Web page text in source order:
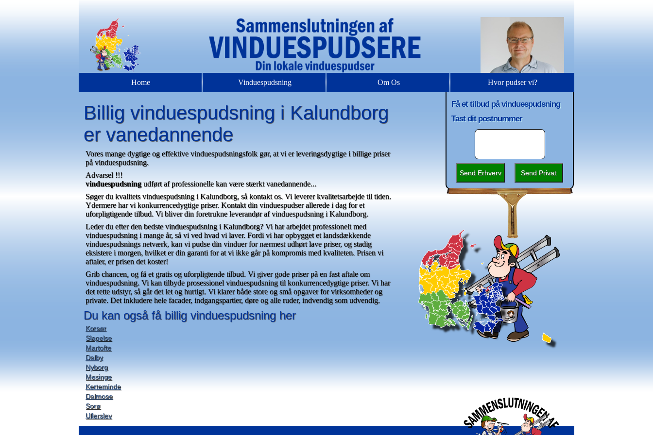
Home Vinduespudsning Om Os Hvor pudser vi?
Få et tilbud på vinduespudsning
Tast dit postnummer
Billig vinduespudsning i Kalundborg
er vanedannende
Vores mange dygtige og effektive vinduespudsningsfolk gør, at vi er leveringsdygtige i billige priser
på vinduespudsning.
Advarsel !!!
vinduespudsningudført af professionelle kan være stærkt vanedannende...
Søger du kvalitets vinduespudsning i Kalundborg, så kontakt os. Vi leverer kvalitetsarbejde til tiden.
Ydermere har vi konkurrencedygtige priser. Kontakt din vinduespudser allerede i dag for et
uforpligtigende tilbud. Vi bliver din foretrukne leverandør af vinduespudsning i Kalundborg.
Leder du efter den bedste vinduespudsning i Kalundborg? Vi har arbejdet professionelt med
vinduespudsning i mange år, så vi ved hvad vi laver. Fordi vi har opbygget et landsdækkende
vinduespudsnings netværk, kan vi pudse din vinduer for nærmest udhørt lave priser, og stadig
eksistere i morgen, hvilket er din garanti for at vi ikke går på kompromis med kvaliteten. Prisen vi
aftaler, er prisen det koster!
Grib chancen, og få et gratis og uforpligtende tilbud. Vi giver gode priser på en fast aftale om
vinduespudsning. Vi kan tilbyde prosessionel vinduespudsning til konkurrencedygtige priser. Vi har
det rette udstyr, så går det let og hurtigt. Vi klarer både store og små opgaver for virksomheder og
private. Det inkludere hele facader, indgangspartier, døre og alle ruder, indvendig som udvendig.
Du kan også få billig vinduespudsning her
Korsør
Slagelse
Martofte
Dalby
Nyborg
Mesinge
Kerteminde
Dalmose
Sorø
Ullerslev